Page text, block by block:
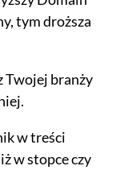
tym droższa
Twojej branży
w treści
w stopce czy